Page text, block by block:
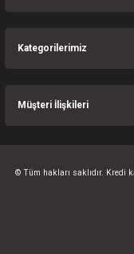
Kategorilerimiz
Müşteri İlişkileri
© Tüm hakları saklıdır. Kredi